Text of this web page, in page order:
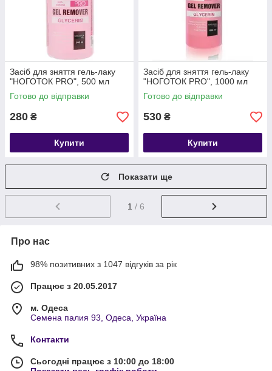
Засіб для зняття гель-лаку
"НОГОТОК PRO", 500 мл
Готово до відправки
280 ₴
Купити
Засіб для зняття гель-лаку
"НОГОТОК PRO", 1000 мл
Готово до відправки
530 ₴
Купити
Показати ще
1 / 6
Про нас
98% позитивних з 1047 відгуків за рік
Працює з 20.05.2017
м. Одеса
Семена палия 93, Одеса, Україна
Контакти
Сьогодні працює з 10:00 до 18:00